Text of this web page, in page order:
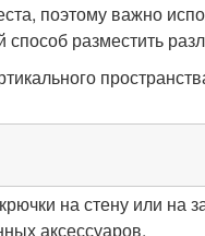
поэтому важно
способ разместить
на стену или на
аксессуаров.